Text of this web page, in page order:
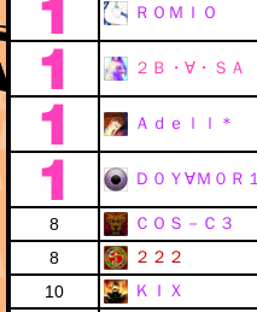
ＲＯＭＩＯ
２Ｂ・∀・ＳＡ
Ａｄｅｌｌ＊
Ｄ０Ｙ∀Ｍ０Ｒ１
8 ＣＯＳ－Ｃ３
8
２２２
10
ＫＩＸ